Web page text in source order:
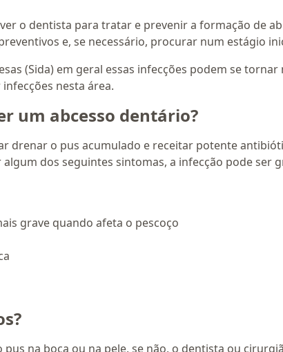
o dentista para tratar e prevenir a formação de
e, se necessário, procurar num estágio
(Sida) em geral essas infecções podem se
nesta área.
um abcesso dentário?
drenar o pus acumulado e receitar potente
dos seguintes sintomas, a infecção pode ser
grave quando afeta o pescoço
pus na boca ou na pele, se não, o dentista ou